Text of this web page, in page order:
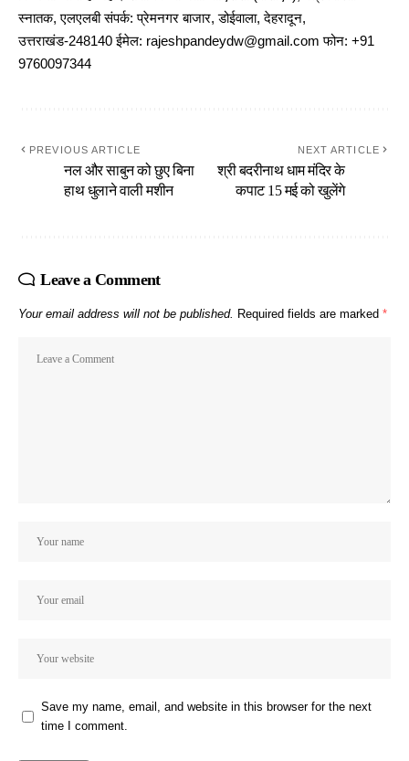
स्नातक, एलएलबी संपर्क: प्रेमनगर बाजार, डोईवाला, देहरादून,
उत्तराखंड-248140 ईमेल: rajeshpandeydw@gmail.com फोन: +91
9760097344
PREVIOUS ARTICLE
नल और साबुन को छुए बिना
हाथ धुलाने वाली मशीन
NEXT ARTICLE
श्री बदरीनाथ धाम मंदिर के
कपाट 15 मई को खुलेंगे
Leave a Comment
Your email address will not be published. Required fields are marked *
Save my name, email, and website in this browser for the next
time I comment.